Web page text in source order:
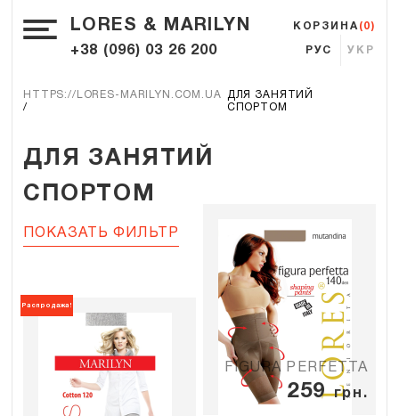
LORES & MARILYN
+38 (096) 03 26 200 РУС УКР
КОРЗИНА (0)
HTTPS://LORES-MARILYN.COM.UA
ДЛЯ ЗАНЯТИЙ
СПОРТОМ
ДЛЯ ЗАНЯТИЙ
СПОРТОМ
ПОКАЗАТЬ ФИЛЬТР
Распродажа!
FIGURA PERFETTA
259грн.